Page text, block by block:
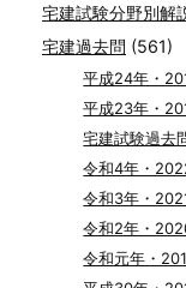
宅建試験分野別解
宅建過去問 (561)
平成24年・
平成23年・
宅建試験過去
令和4年・
令和3年・
令和2年・
令和元年・